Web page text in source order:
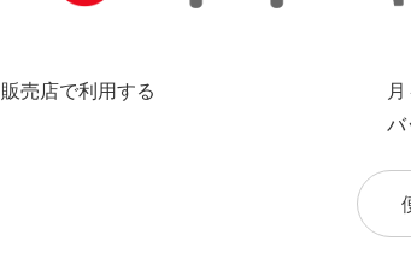
販売店で利用する
バ